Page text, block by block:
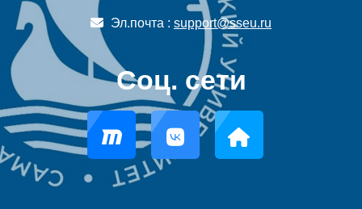
Эл.почта : support@sseu.ru
Соц. сети